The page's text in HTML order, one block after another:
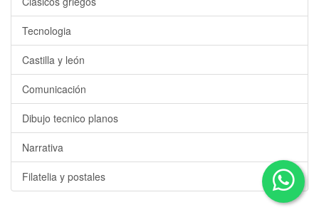
Tecnologia
Castilla y león
Comunicación
Dibujo tecnico planos
Narrativa
Filatelia y postales